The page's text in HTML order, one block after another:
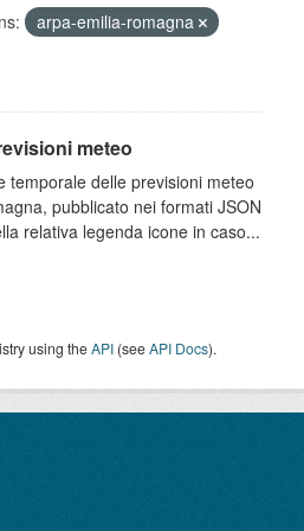
arpa-emilia-romagna
meteo
temporale delle previsioni meteo
pubblicato nei formati JSON
relativa legenda icone in caso...
using theAPI (seeAPI Docs).